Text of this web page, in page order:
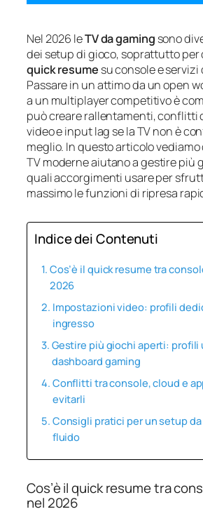
Nel 2026 leTV da gaming sono
dei setup di gioco, soprattutto per
quick resume su console e
Passare in un attimo da un open
a un multiplayer competitivo è
può creare rallentamenti, conflitti
video e input lag se la TV non è
meglio. In questo articolo
TV moderne aiutano a gestire più
quali accorgimenti usare per
massimo le funzioni di ripresa
Indice dei Contenuti
Cos’è il quick resume tra
2026
Impostazioni video: profili
ingresso
Gestire più giochi aperti: profili
dashboard gaming
Conflitti tra console, cloud e
evitarli
Consigli pratici per un setup
fluido
Cos’è il quick resume tra
nel 2026